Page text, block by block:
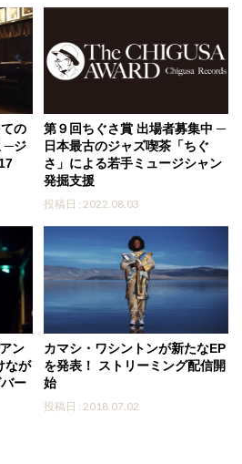
の
─ジ
第９回ちぐさ賞 出場者募集中 ─
日本最古のジャズ喫茶「ちぐ
さ」による若手ミュージシャン
発掘支援
投稿日 : 2022.08.03
ン
なが
ー
カマシ・ワシントンが新たなEP
を発表！ ストリーミング配信開
始
投稿日 : 2018.07.02